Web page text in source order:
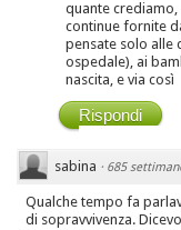
quante
continue fornite
pensate solo alle
ospedale), ai
nascita, e via così
Rispondi
sabina · 685
Qualche tempo fa
di sopravvivenza.